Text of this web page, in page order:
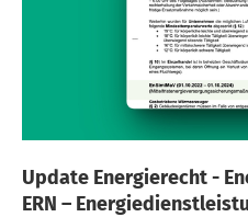
Update Energierecht -
ERN –